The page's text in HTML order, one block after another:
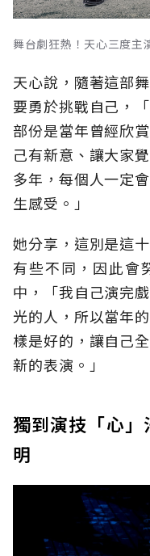
舞台劇狂熱！天心三度主
天心說，隨著這部
要勇於挑戰自己，
部份是當年曾經欣
己有新意、讓大家
多年，每個人一定
生感受。」
她分享，這別是這
有些不同，因此會
中，「我自己演完
光的人，所以當年
樣是好的，讓自己
新的表演。」
獨到演技「心
明